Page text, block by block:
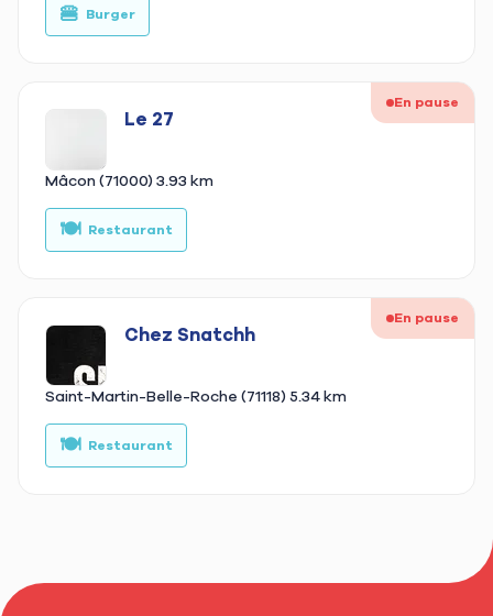
🍔 Burger
En pause
Le 27
Mâcon (71000) 3.93 km
🍽️ Restaurant
En pause
Chez Snatchh
Saint-Martin-Belle-Roche (71118) 5.34 km
🍽️ Restaurant